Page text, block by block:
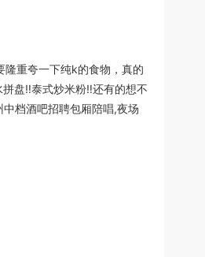
重夸一下纯k的食物，真的
盘‼️泰式炒米粉‼️还有的想不
档酒吧招聘包厢陪唱,夜场